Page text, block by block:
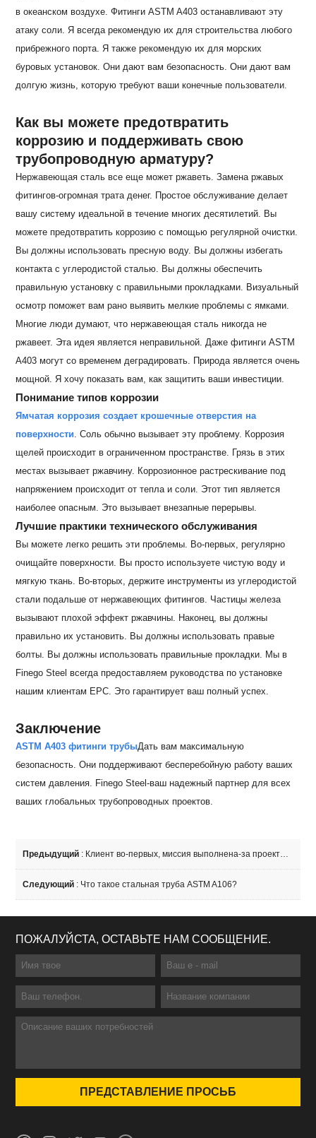
в океанском воздухе. Фитинги ASTM A403 останавливают эту
атаку соли. Я всегда рекомендую их для строительства любого
прибрежного порта. Я также рекомендую их для морских
буровых установок. Они дают вам безопасность. Они дают вам
долгую жизнь, которую требуют ваши конечные пользователи.
Как вы можете предотвратить
коррозию и поддерживать свою
трубопроводную арматуру?
Нержавеющая сталь все еще может ржаветь. Замена ржавых
фитингов-огромная трата денег. Простое обслуживание делает
вашу систему идеальной в течение многих десятилетий. Вы
можете предотвратить коррозию с помощью регулярной очистки.
Вы должны использовать пресную воду. Вы должны избегать
контакта с углеродистой сталью. Вы должны обеспечить
правильную установку с правильными прокладками. Визуальный
осмотр поможет вам рано выявить мелкие проблемы с ямками.
Многие люди думают, что нержавеющая сталь никогда не
ржавеет. Эта идея является неправильной. Даже фитинги ASTM
A403 могут со временем деградировать. Природа является очень
мощной. Я хочу показать вам, как защитить ваши инвестиции.
Понимание типов коррозии
Ямчатая коррозия создает крошечные отверстия на
поверхности. Соль обычно вызывает эту проблему. Коррозия
щелей происходит в ограниченном пространстве. Грязь в этих
местах вызывает ржавчину. Коррозионное растрескивание под
напряжением происходит от тепла и соли. Этот тип является
наиболее опасным. Это вызывает внезапные перерывы.
Лучшие практики технического обслуживания
Вы можете легко решить эти проблемы. Во-первых, регулярно
очищайте поверхности. Вы просто используете чистую воду и
мягкую ткань. Во-вторых, держите инструменты из углеродистой
стали подальше от нержавеющих фитингов. Частицы железа
вызывают плохой эффект ржавчины. Наконец, вы должны
правильно их установить. Вы должны использовать правые
болты. Вы должны использовать правильные прокладки. Мы в
Finego Steel всегда предоставляем руководства по установке
нашим клиентам EPC. Это гарантирует ваш полный успех.
Заключение
ASTM A403 фитинги трубыДать вам максимальную
безопасность. Они поддерживают бесперебойную работу ваших
систем давления. Finego Steel-ваш надежный партнер для всех
ваших глобальных трубопроводных проектов.
Предыдущий : Клиент во-первых, миссия выполнена-за проектом подводного трубопровода длиной 8000 метров
Следующий : Что такое стальная труба ASTM A106?
ПОЖАЛУЙСТА, ОСТАВЬТЕ НАМ СООБЩЕНИЕ.